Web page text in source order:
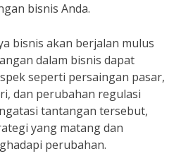
bisnis Anda.
bisnis akan berjalan mulus
dalam bisnis dapat
seperti persaingan pasar,
dan perubahan regulasi
tantangan tersebut,
yang matang dan
perubahan.